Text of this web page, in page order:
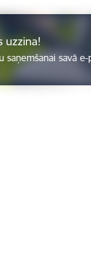
uzzina!
saņemšanai savā e-